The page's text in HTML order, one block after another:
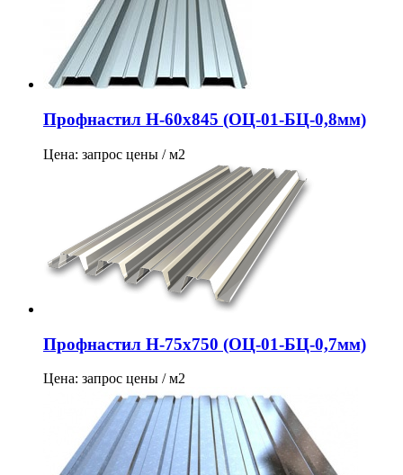
Профнастил Н-60х845 (ОЦ-01-БЦ-0,8мм)
Цена: запрос цены / м2
Профнастил Н-75х750 (ОЦ-01-БЦ-0,7мм)
Цена: запрос цены / м2